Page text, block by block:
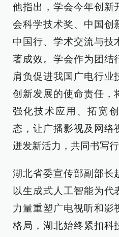
他指出，学会今年创新
会科学技术奖、中国创
中国行、学术交流与技
著成效。学会作为团结
肩负促进我国广电行业
创新发展的使命责任，
强化技术应用、拓宽
态，让广播影视及网络
迸发新活力，共同书写
湖北省委宣传部副部长
以生成式人工智能为代
力量重塑广电视听和影
格局，湖北始终紧扣科